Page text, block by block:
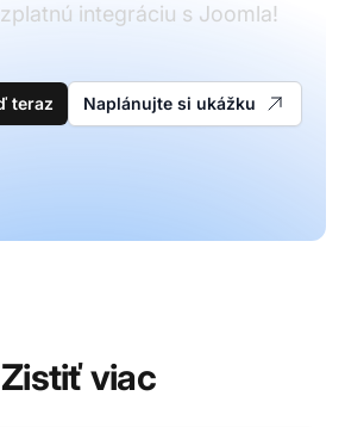
integráciu s Joomla!
teraz Naplánujte si ukážku
Zistiť viac